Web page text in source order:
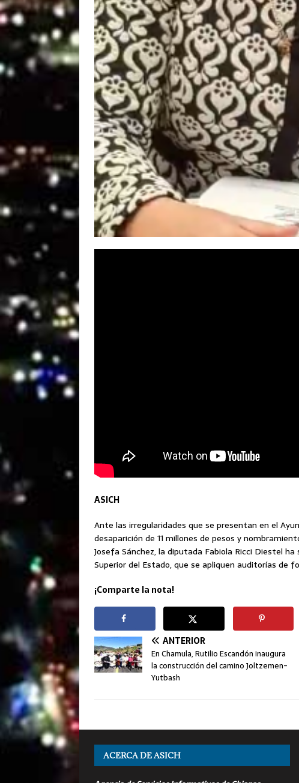
ASICH
Ante las irregularidades que se presentan en el
desaparición de 11 millones de pesos y
Josefa Sánchez, la diputada Fabiola Ricci Diestel
Superior del Estado, que se apliquen auditorías de
¡Comparte la nota!
ANTERIOR
En Chamula, Rutilio Escandón inaugura
la construcción del camino Joltzemen-
Yutbash
ACERCA DE ASICH